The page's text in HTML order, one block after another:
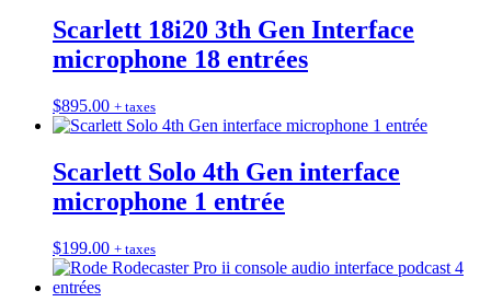
Scarlett 18i20 3th Gen Interface
microphone 18 entrées
$895.00 + taxes
Scarlett Solo 4th Gen interface
microphone 1 entrée
$199.00 + taxes